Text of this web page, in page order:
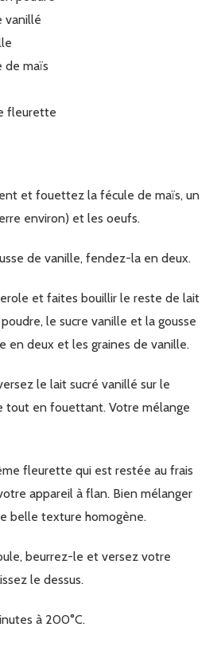
vanillé
de maïs
fleurette
environ) et les oeufs.
de vanille, fendez-la en deux.
le sucre vanille et la gousse
en deux et les graines de vanille.
tout en fouettant. Votre mélange
appareil à flan. Bien mélanger
belle texture homogène.
le dessus.
à 200°C.